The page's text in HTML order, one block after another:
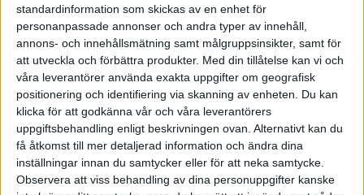
standardinformation som skickas av en enhet för
personanpassade annonser och andra typer av innehåll,
annons- och innehållsmätning samt målgruppsinsikter, samt för
att utveckla och förbättra produkter. Med din tillåtelse kan vi och
våra leverantörer använda exakta uppgifter om geografisk
positionering och identifiering via skanning av enheten. Du kan
klicka för att godkänna vår och våra leverantörers
uppgiftsbehandling enligt beskrivningen ovan. Alternativt kan du
få åtkomst till mer detaljerad information och ändra dina
inställningar innan du samtycker eller för att neka samtycke.
Observera att viss behandling av dina personuppgifter kanske
det i första hand med vänlighet – man blir oftare
lyssnad på då.
5. Be chefen förtydliga om saker och ting är oklara
Ställ de följdfrågor du behöver för att förstå vad din
chef menar. Förtydliga gärna med en extra fråga: Så
du menar att jag ska göra så här? Lycka till med dina